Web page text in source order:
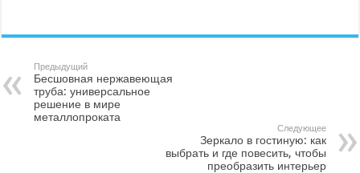
Предыдущий
Бесшовная нержавеющая
труба: универсальное
решение в мире
металлопроката
Следующее
Зеркало в гостиную: как
выбрать и где повесить, чтобы
преобразить интерьер